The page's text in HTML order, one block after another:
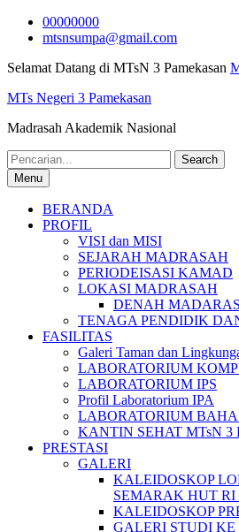
Skip
00000000
mtsnsumpa@gmail.com
Selamat Datang di MTsN 3 Pamekasan
MTs Negeri 3 Pamekasan
Madrasah Akademik Nasional
Search
for:Menu
BERANDA
PROFIL
VISI dan MISI
SEJARAH MADRASAH
PERIODEISASI KAMAD
LOKASI MADRASAH
DENAH
TENAGA PENDIDIK
FASILITAS
Galeri Taman dan
LABORATORIUM
LABORATORIUM IPS
Profil Laboratorium IPA
LABORATORIUM
KANTIN SEHAT MTsN 3
PRESTASI
GALERI
KALEIDOSKOP
SEMARAK HUT RI
KALEIDOSKOP
GALERI STUDI KE